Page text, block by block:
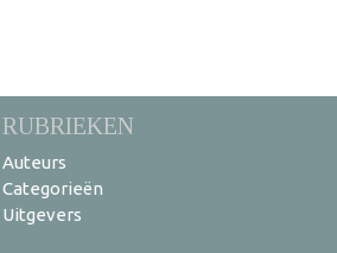
RUBRIEKEN
Auteurs
Categorieën
Uitgevers